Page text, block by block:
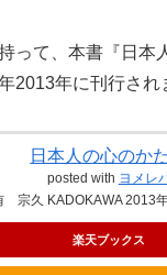
って、本書『日本
2013年に刊行され
日本人の心のか
posted with ヨメレ
宗久 KADOKAWA 2013
楽天ブックス